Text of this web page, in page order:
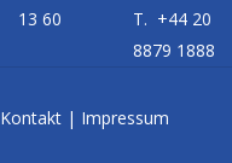
13 60
T. +44 20
8879 1888
Kontakt| Impressum